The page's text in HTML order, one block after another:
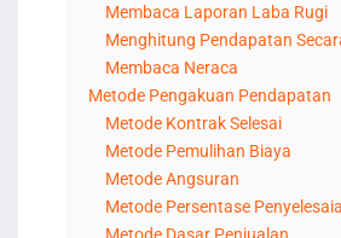
Membaca Laporan Laba Rugi
Menghitung Pendapatan
Membaca Neraca
Metode Pengakuan Pendapatan
Metode Kontrak Selesai
Metode Pemulihan Biaya
Metode Angsuran
Metode Persentase